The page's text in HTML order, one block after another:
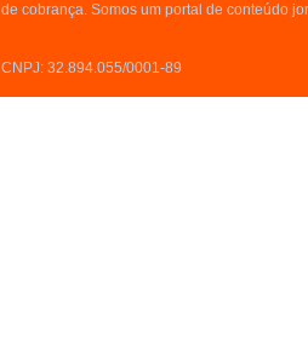
de cobrança. Somos um portal de conteúdo
CNPJ: 32.894.055/0001-89